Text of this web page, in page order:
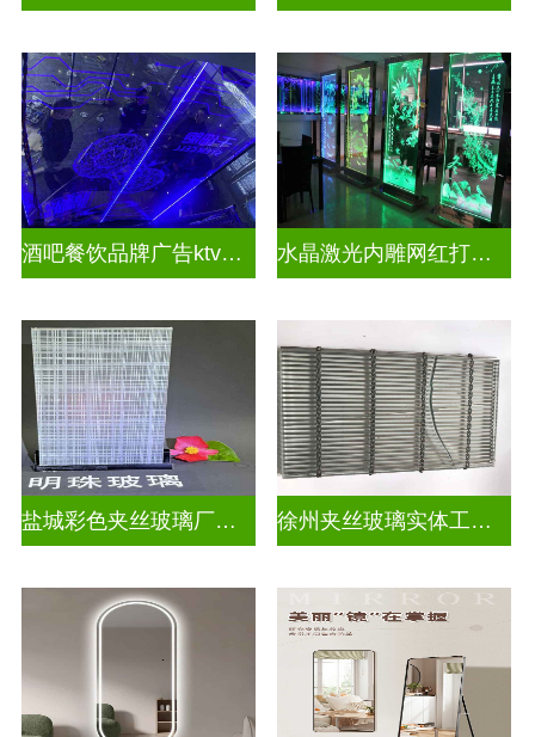
酒吧餐饮品牌广告ktv激光内雕发光艺术玻璃 水晶激光内雕网红打卡背景
盐城彩色夹丝玻璃厂招聘 徐州夹丝玻璃实体工厂地址